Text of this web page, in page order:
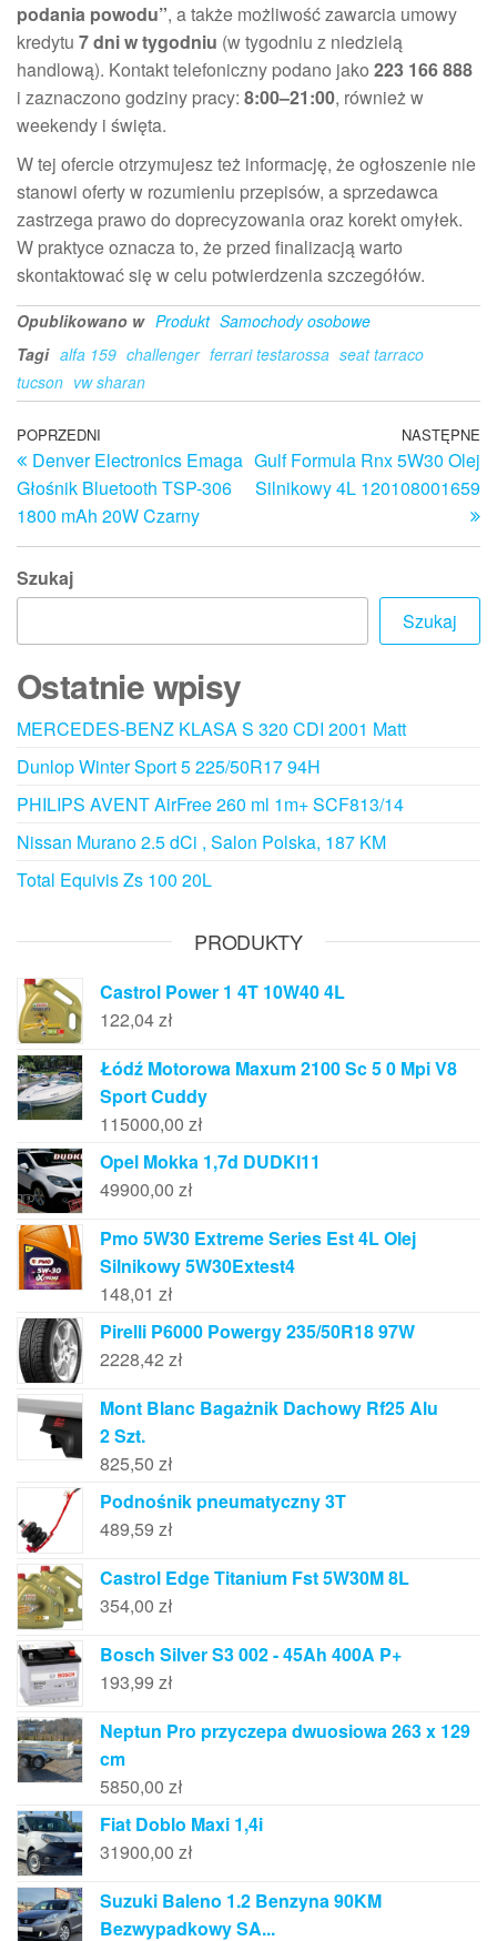
podania powodu”, a także możliwość zawarcia umowy
kredytu 7 dni w tygodniu (w tygodniu z niedzielą
handlową). Kontakt telefoniczny podano jako 223 166 888
i zaznaczono godziny pracy: 8:00–21:00, również w
weekendy i święta.
W tej ofercie otrzymujesz też informację, że ogłoszenie nie
stanowi oferty w rozumieniu przepisów, a sprzedawca
zastrzega prawo do doprecyzowania oraz korekt omyłek.
W praktyce oznacza to, że przed finalizacją warto
skontaktować się w celu potwierdzenia szczegółów.
Opublikowano w Produkt Samochody osobowe
Tagi alfa 159 challenger ferrari testarossa seat tarraco
tucson vw sharan
Nawigacja
wpisu
Poprzedni
wpis
POPRZEDNI
Denver Electronics Emaga
Głośnik Bluetooth TSP-306
1800 mAh 20W Czarny
NASTĘPNE
Gulf Formula Rnx 5W30 Olej
Silnikowy 4L 120108001659
Szukaj
Szukaj
Ostatnie wpisy
MERCEDES-BENZ KLASA S 320 CDI 2001 Matt
Dunlop Winter Sport 5 225/50R17 94H
PHILIPS AVENT AirFree 260 ml 1m+ SCF813/14
Nissan Murano 2.5 dCi , Salon Polska, 187 KM
Total Equivis Zs 100 20L
PRODUKTY
Castrol Power 1 4T 10W40 4L
122,04zł
Łódź Motorowa Maxum 2100 Sc 5 0 Mpi V8
Sport Cuddy
115000,00 zł
Opel Mokka 1,7d DUDKI11
49900,00 zł
Pmo 5W30 Extreme Series Est 4L Olej
Silnikowy 5W30Extest4
148,01 zł
Pirelli P6000 Powergy 235/50R18 97W
2228,42 zł
Mont Blanc Bagażnik Dachowy Rf25 Alu
2 Szt.
825,50 zł
Podnośnik pneumatyczny 3T
489,59 zł
Castrol Edge Titanium Fst 5W30M 8L
354,00 zł
Bosch Silver S3 002 - 45Ah 400A P+
193,99 zł
Neptun Pro przyczepa dwuosiowa 263 x 129
cm
5850,00 zł
Fiat Doblo Maxi 1,4i
31900,00 zł
Suzuki Baleno 1.2 Benzyna 90KM
Bezwypadkowy SA...